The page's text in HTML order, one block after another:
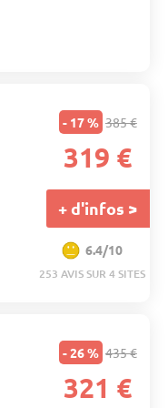
- 17 % 385 €
319 €
+ d'infos >
6.4/10
253 AVIS SUR 4 SITES
- 26 % 435 €
321 €